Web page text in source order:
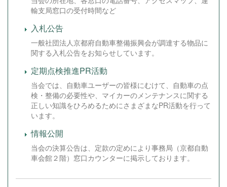
輸支局窓口の受付時間など
入札公告
一般社団法人京都府自動車整備振興会が調達する物品に
関する入札公告をお知らせしています。
定期点検推進PR活動
当会では、自動車ユーザーの皆様にむけて、自動車の点
検・整備の必要性や、マイカーのメンテナンスに関する
正しい知識をひろめるためにさまざまなPR活動を行って
います。
情報公開
当会の決算公告は、定款の定めにより事務局（京都自動
車会館２階）窓口カウンターに掲示しております。